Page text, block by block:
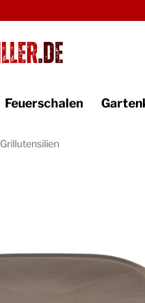
Feuerschalen
Grillutensilien